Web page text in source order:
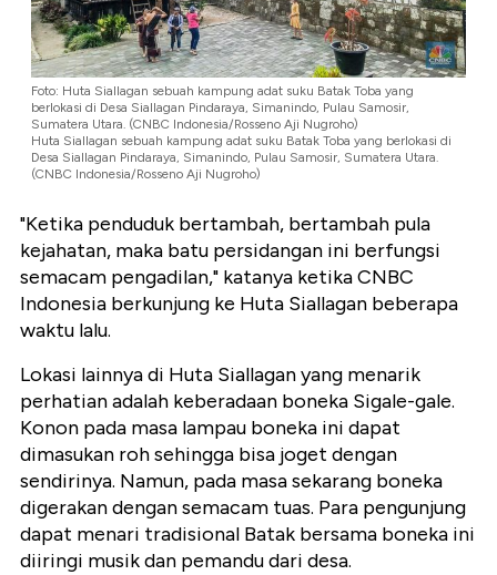
Foto: Huta Siallagan sebuah kampung adat suku Batak Toba yang
berlokasi di Desa Siallagan Pindaraya, Simanindo, Pulau Samosir,
Sumatera Utara. (CNBC Indonesia/Rosseno Aji Nugroho)
Huta Siallagan sebuah kampung adat suku Batak Toba yang berlokasi di
Desa Siallagan Pindaraya, Simanindo, Pulau Samosir, Sumatera Utara.
(CNBC Indonesia/Rosseno Aji Nugroho)
"Ketika penduduk bertambah, bertambah pula
kejahatan, maka batu persidangan ini berfungsi
semacam pengadilan," katanya ketika CNBC
Indonesia berkunjung ke Huta Siallagan beberapa
waktu lalu.
Lokasi lainnya di Huta Siallagan yang menarik
perhatian adalah keberadaan boneka Sigale-gale.
Konon pada masa lampau boneka ini dapat
dimasukan roh sehingga bisa joget dengan
sendirinya. Namun, pada masa sekarang boneka
digerakan dengan semacam tuas. Para pengunjung
dapat menari tradisional Batak bersama boneka ini
diiringi musik dan pemandu dari desa.